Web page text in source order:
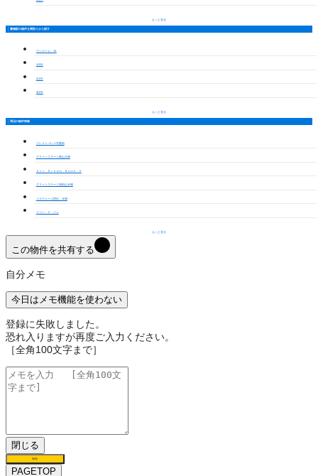
もっと見る
豊橋駅の物件を間取りから探す
ワンルーム・1K
1LDK
2LDK
3LDK
もっと見る
周辺の物件情報
クレストパレス学園前
グリーンステージ東山Ｄ棟
Ａｃｔ Ｄｒｅａｍ Ｈｏｍｅ Ⅱ
グリーンステージ高田山Ｂ棟
メルヴェーユ西沢 Ｂ棟
メゾン・ド・ジェ
もっと見る
この物件を共有する
自分メモ
今日はメモ機能を使わない
登録に失敗しました。
恐れ入りますが再度ご入力ください。
［全角100文字まで］
閉じる
保存
PAGETOP